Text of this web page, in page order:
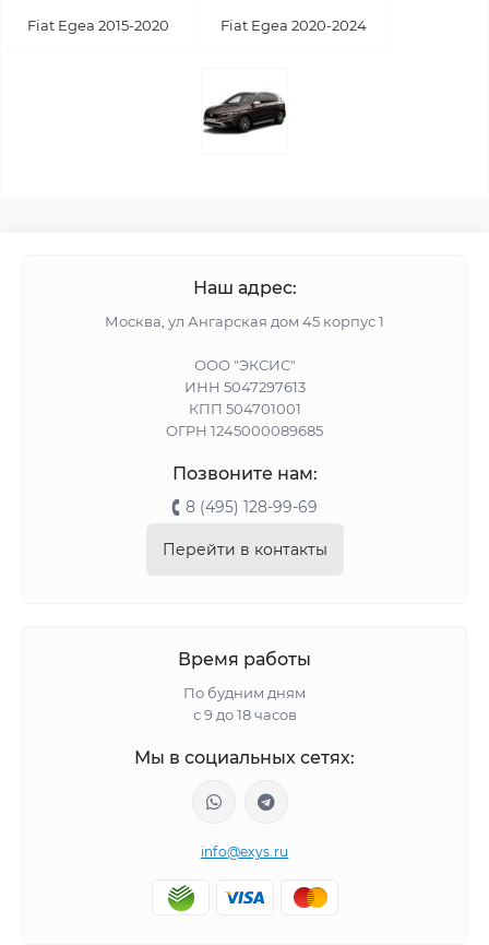
Fiat Egea 2015-2020 Fiat Egea 2020-2024
Наш адрес:
Москва, ул Ангарская дом 45 корпус 1
ООО "ЭКСИС"
ИНН 5047297613
КПП 504701001
ОГРН 1245000089685
Позвоните нам:
8 (495) 128-99-69
Перейти в контакты
Время работы
По будним дням
с 9 до 18 часов
Мы в социальных сетях:
info@exys.ru